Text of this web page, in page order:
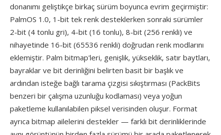
donanımı geliştikçe birkaç sürüm boyunca evrim geçirmiştir:
PalmOS 1.0, 1-bit tek renk desteklerken sonraki sürümler
2-bit (4 tonlu gri), 4-bit (16 tonlu), 8-bit (256 renkli) ve
nihayetinde 16-bit (65536 renkli) doğrudan renk modlarını
eklemiştir. Palm bitmap'leri, genişlik, yükseklik, satır baytları,
bayraklar ve bit derinliğini belirten basit bir başlık ve
ardından isteğe bağlı tarama çizgisi sıkıştırması (PackBits
benzeri bir çalışma uzunluğu kodlaması) veya yoğun
paketleme kullanılabilen piksel verisinden oluşur. Format
ayrıca bitmap ailelerini destekler — farklı bit derinliklerinde